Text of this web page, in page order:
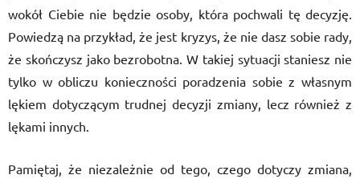
wokół Ciebie nie będzie osoby, która pochwali tę decyzję.
Powiedzą na przykład, że jest kryzys, że nie dasz sobie rady,
że skończysz jako bezrobotna. W takiej sytuacji staniesz nie
tylko w obliczu konieczności poradzenia sobie z własnym
lękiem dotyczącym trudnej decyzji zmiany, lecz również z
lękami innych.
Pamiętaj, że niezależnie od tego, czego dotyczy zmiana,